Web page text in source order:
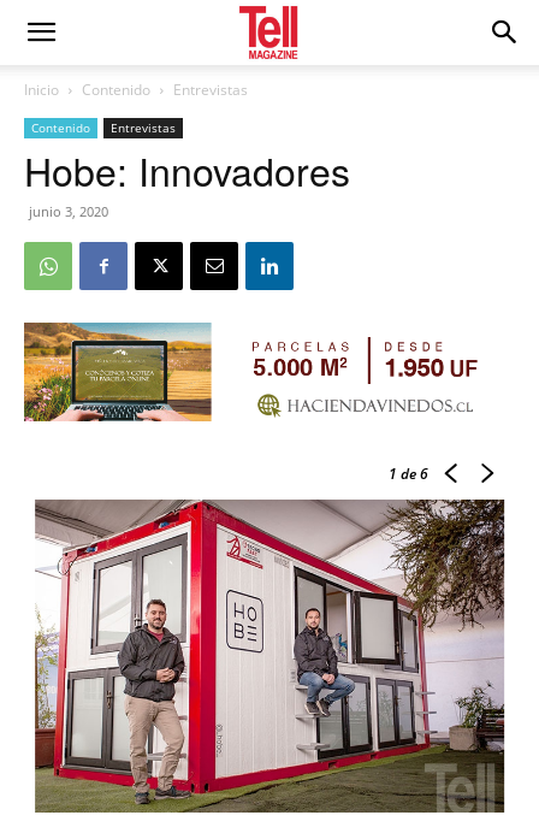
Inicio Contenido Entrevistas
Contenido Entrevistas
Hobe: Innovadores
junio 3, 2020
1 de 6